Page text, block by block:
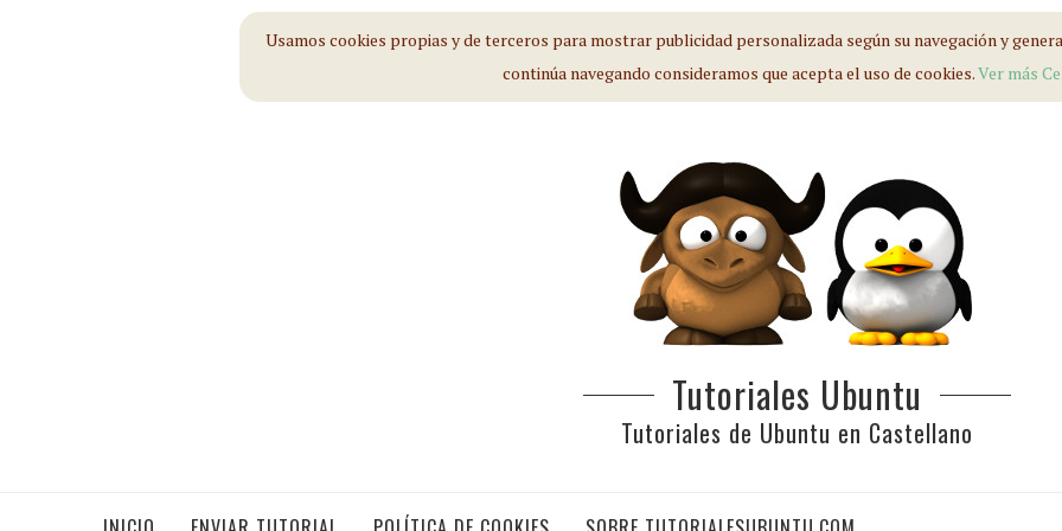
Usamos cookies propias y de terceros para mostrar publicidad personalizada según su navegación y
continúa navegando consideramos que acepta el uso de cookies.Ver más
Tutoriales Ubuntu
Tutoriales de Ubuntu en Castellano